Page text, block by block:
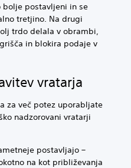
bolje postavljeni in se
tretjino. Na drugi
trdo delala v obrambi,
in blokira podaje v
vratarja
za več potez uporabljate
nadzorovani vratarji
postavljajo –
na kot približevanja